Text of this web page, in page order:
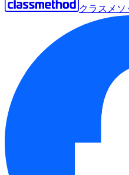
クラスメ